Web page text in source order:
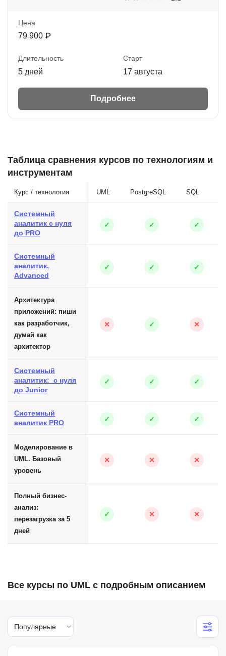
Цена
79 900 ₽
Длительность
5 дней
Старт
17 августа
Подробнее
Таблица сравнения курсов по технологиям и
инструментам
Курс / технология UML PostgreSQL SQL
Системный
аналитик с нуля
до PRO
✓ ✓ ✓
Системный
аналитик.
Advanced
✓ ✓ ✓
Архитектура
приложений: пиши
как разработчик,
думай как
архитектор
✕ ✓ ✕
Системный
аналитик: с нуля
до Junior
✓ ✓ ✓
Системный
аналитик PRO
✓ ✓ ✓
Моделирование в
UML. Базовый
уровень
✕ ✕ ✕
Полный бизнес-
анализ:
перезагрузка за 5
дней
✓ ✕ ✕
Все курсы по UML с подробным описанием
Популярные